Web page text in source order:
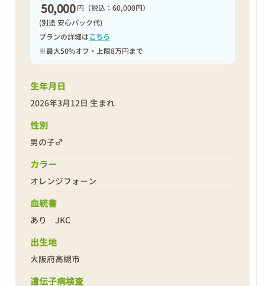
50,000 円 （税込：60,000円）
(別途 安心パック代)
プランの詳細はこちら
※最大50%オフ・上限8万円まで
生年月日
2026年3月12日 生まれ
性別
男の子♂
カラー
オレンジフォーン
血統書
あり JKC
出生地
大阪府高槻市
遺伝子病検査